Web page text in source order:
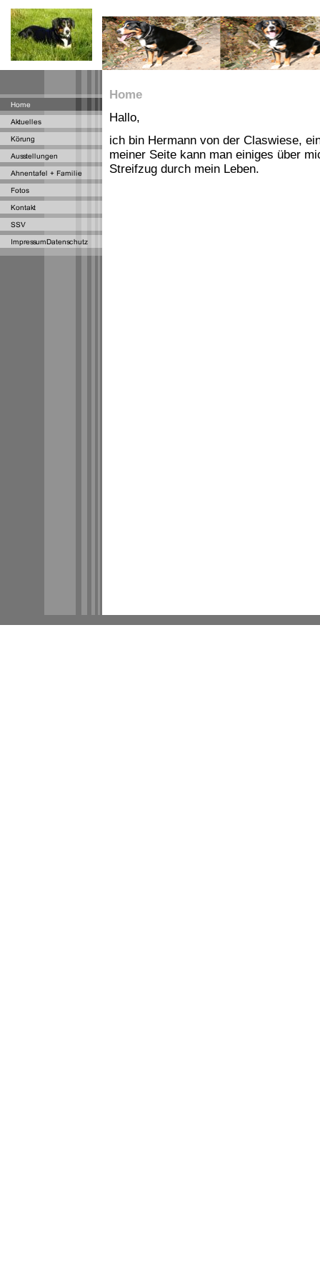
Home
Hallo,
ich bin Hermann von der Claswiese,
meiner Seite kann man einiges über
Streifzug durch mein Leben.